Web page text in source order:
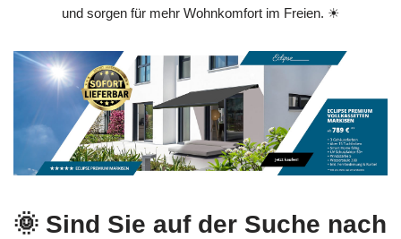
und sorgen für mehr Wohnkomfort im Freien. ☀
🌞 Sind Sie auf der Suche nach